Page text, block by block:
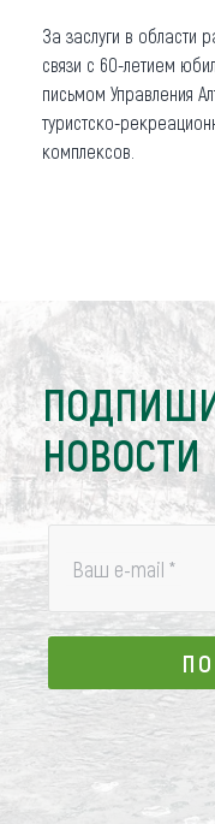
За заслуги в области
связи с 60-летием
письмом Управления
туристско-
комплексов.
НОВОСТИ
Ваш e-mail *